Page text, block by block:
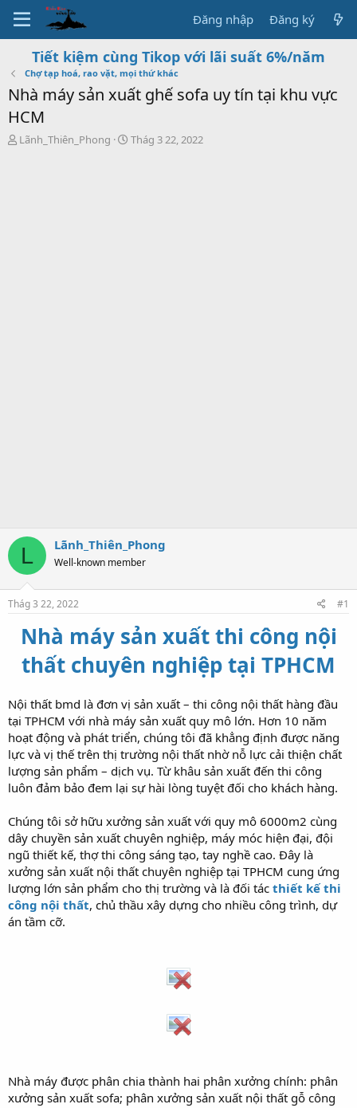
Đăng nhập Đăng ký
Tiết kiệm cùng Tikop với lãi suất 6%/năm
Chợ tạp hoá, rao vặt, mọi thứ khác
Nhà máy sản xuất ghế sofa uy tín tại khu vực
HCM
TLãnh_Thiên_Phong
S
Thág 3 22, 2022
L Lãnh_Thiên_Phong
Well-known member
Thág 3 22, 2022 #1
Nhà máy sản xuất thi công nội
thất chuyên nghiệp tại TPHCM
Nội thất bmd là đơn vị sản xuất – thi công nội thất hàng đầu
tại TPHCM với nhà máy sản xuất quy mô lớn. Hơn 10 năm
hoạt động và phát triển, chúng tôi đã khẳng định được năng
lực và vị thế trên thị trường nội thất nhờ nỗ lực cải thiện chất
lượng sản phẩm – dịch vụ. Từ khâu sản xuất đến thi công
luôn đảm bảo đem lại sự hài lòng tuyệt đối cho khách hàng.
Chúng tôi sở hữu xưởng sản xuất với quy mô 6000m2 cùng
dây chuyền sản xuất chuyên nghiệp, máy móc hiện đại, đội
ngũ thiết kế, thợ thi công sáng tạo, tay nghề cao. Đây là
xưởng sản xuất nội thất chuyên nghiệp tại TPHCM cung ứng
lượng lớn sản phẩm cho thị trường và là đối tác thiết kế thi
công nội thất, chủ thầu xây dựng cho nhiều công trình, dự
án tầm cỡ.
Nhà máy được phân chia thành hai phân xưởng chính: phân
xưởng sản xuất sofa; phân xưởng sản xuất nội thất gỗ công